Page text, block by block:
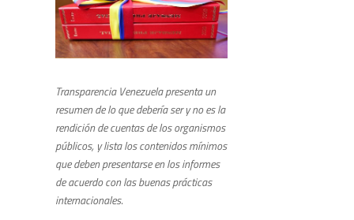
Transparencia Venezuela presenta un
resumen de lo que debería ser y no es la
rendición de cuentas de los organismos
públicos, ylista los contenidos mínimos
que deben presentarse en los informes
de acuerdo con las buenas prácticas
internacionales.